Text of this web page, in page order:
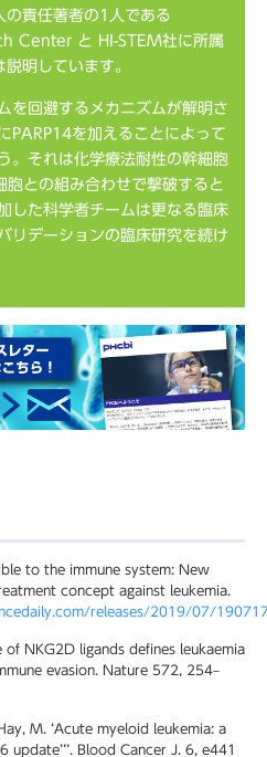
の責任著者の1人である
Center と HI-STEM社に所属
明しています。
を回避するメカニズムが解明さ
PARP14を加えることによって
。それは化学療法耐性の幹細胞
胞との組み合わせで撃破すると
した科学者チームは更なる臨床
リデーションの臨床研究を続け
to the immune system: New
concept against leukemia.
releases/2019/07/
of NKG2D ligands defines leukaemia
evasion. Nature 572, 254–
M. ‘Acute myeloid leukemia: a
Blood Cancer J. 6, e441